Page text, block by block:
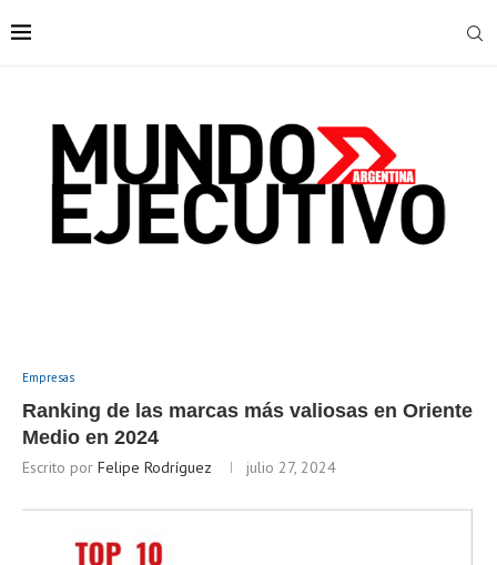
Empresas
Ranking de las marcas más valiosas en Oriente
Medio en 2024
Escrito por Felipe Rodríguez julio 27, 2024